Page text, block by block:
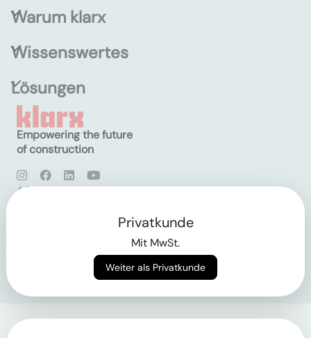
Warum klarx
Wissenswertes
Lösungen
Empowering the future
of construction
AGB
Privatkunde
Mit MwSt.
Weiter als Privatkunde